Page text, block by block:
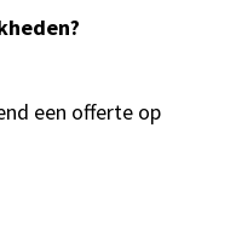
een offerte op